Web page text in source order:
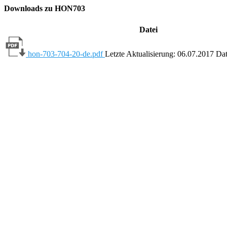
Downloads zu HON703
Datei
hon-703-704-20-de.pdfLetzte Aktualisierung: 06.07.2017